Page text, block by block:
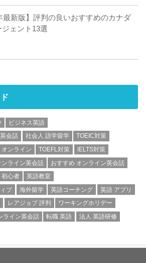
最新版】評判の良いおすすめのカナダ
ジェント13選
ビジネス英語
会話
社会人 語学留学
TOEIC対策
ンライン TOEFL対策
IELTS対策
ンライン英会話
おすすめ オンライン英会話
初心者
英語教室
ブ
海外留学 英語コーチング
英語 アプリ
レアジョブ 評判
ワーキングホリデー
ライン英会話 転職 英語 法人 英語研修